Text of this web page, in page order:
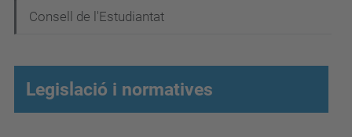
Consell de l'Estudiantat
Legislació i normatives